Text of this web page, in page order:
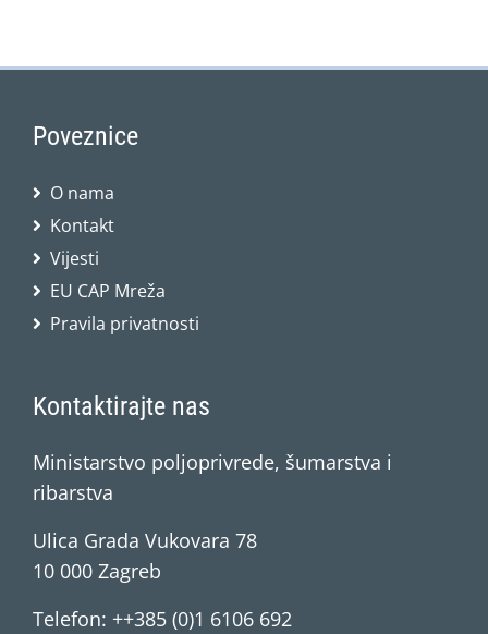
Poveznice
O nama
Kontakt
Vijesti
EU CAP Mreža
Pravila privatnosti
Kontaktirajte nas
Ministarstvo poljoprivrede, šumarstva i
ribarstva
Ulica Grada Vukovara 78
10 000 Zagreb
Telefon: ++385 (0)1 6106 692